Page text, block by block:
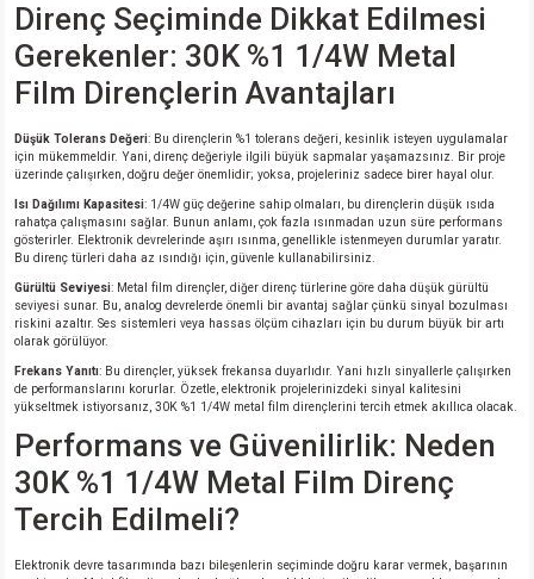
Direnç Seçiminde Dikkat Edilmesi
Gerekenler: 30K %1 1/4W Metal
Film Dirençlerin Avantajları
Düşük Tolerans Değeri: Bu dirençlerin %1 tolerans değeri, kesinlik isteyen uygulamalar
için mükemmeldir. Yani, direnç değeriyle ilgili büyük sapmalar yaşamazsınız. Bir proje
üzerinde çalışırken, doğru değer önemlidir; yoksa, projeleriniz sadece birer hayal olur.
Isı Dağılımı Kapasitesi: 1/4W güç değerine sahip olmaları, bu dirençlerin düşük ısıda
rahatça çalışmasını sağlar. Bunun anlamı, çok fazla ısınmadan uzun süre performans
gösterirler. Elektronik devrelerinde aşırı ısınma, genellikle istenmeyen durumlar yaratır.
Bu direnç türleri daha az ısındığı için, güvenle kullanabilirsiniz.
Gürültü Seviyesi: Metal film dirençler, diğer direnç türlerine göre daha düşük gürültü
seviyesi sunar. Bu, analog devrelerde önemli bir avantaj sağlar çünkü sinyal bozulması
riskini azaltır. Ses sistemleri veya hassas ölçüm cihazları için bu durum büyük bir artı
olarak görülüyor.
Frekans Yanıtı: Bu dirençler, yüksek frekansa duyarlıdır. Yani hızlı sinyallerle çalışırken
de performanslarını korurlar. Özetle, elektronik projelerinizdeki sinyal kalitesini
yükseltmek istiyorsanız, 30K %1 1/4W metal film dirençlerini tercih etmek akıllıca olacak.
Performans ve Güvenilirlik: Neden
30K %1 1/4W Metal Film Direnç
Tercih Edilmeli?
Elektronik devre tasarımında bazı bileşenlerin seçiminde doğru karar vermek, başarının